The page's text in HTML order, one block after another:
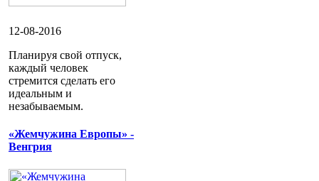
12-08-2016
Планируя свой отпуск,
каждый человек
стремится сделать его
идеальным и
незабываемым.
«Жемчужина Европы» -
Венгрия